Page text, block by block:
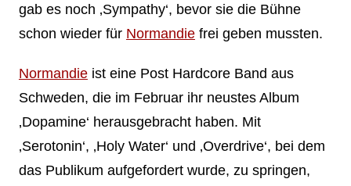
gab es noch ‚Sympathy‘, bevor sie die Bühne
schon wieder für Normandiefrei geben mussten.
Normandieist eine Post Hardcore Band aus
Schweden, die im Februar ihr neustes Album
‚Dopamine‘ herausgebracht haben. Mit
‚Serotonin‘, ‚Holy Water‘ und ‚Overdrive‘, bei dem
das Publikum aufgefordert wurde, zu springen,